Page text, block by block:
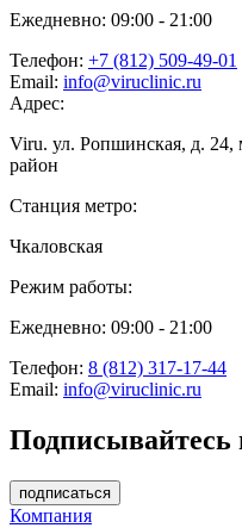
Ежедневно: 09:00 - 21:00
Телефон: +7 (812) 509-49-01
Email: info@viruclinic.ru
Адрес:
Viru. ул. Ропшинская, д. 24,
район
Станция метро:
Чкаловская
Режим работы:
Ежедневно: 09:00 - 21:00
Телефон: 8 (812) 317-17-44
Email: info@viruclinic.ru
Подписывайтесь
подписаться
Компания